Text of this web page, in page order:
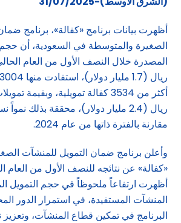
أظهرت بيانات برنامج «كفالة»، برنامج
الصغيرة والمتوسطة في السعودية، أن
مقارنة بالفترة ذاتها من عام 2024.
وأعلن برنامج ضمان التمويل للمنشآت
أظهرت ارتفاعاً ملحوظاً في حجم التمويل
المنشآت المستفيدة، في استمرار الدور
البرنامج في تمكين قطاع المنشآت، وتعزيز